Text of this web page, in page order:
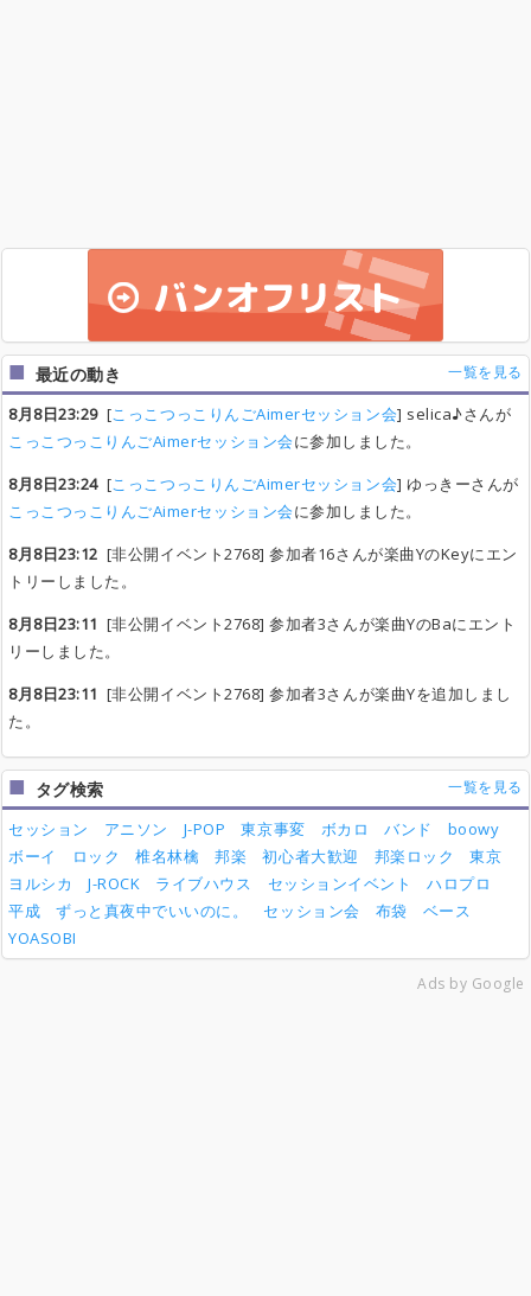
最近の動き 一覧を見る
8月8日23:29[こっこつっこりんごAimerセッション会] selica♪さんが
こっこつっこりんごAimerセッション会に参加しました。
8月8日23:24[こっこつっこりんごAimerセッション会] ゆっきーさんが
こっこつっこりんごAimerセッション会に参加しました。
8月8日23:12 [非公開イベント2768] 参加者16さんが楽曲YのKeyにエン
トリーしました。
8月8日23:11 [非公開イベント2768] 参加者3さんが楽曲YのBaにエント
リーしました。
8月8日23:11 [非公開イベント2768] 参加者3さんが楽曲Yを追加しまし
た。
タグ検索 一覧を見る
セッション アニソン J-POP 東京事変 ボカロ バンド
boowy
ボーイ
ロック 椎名林檎 邦楽 初心者大歓迎 邦楽ロック
東京
ヨルシカ
J-ROCK ライブハウス セッションイベント
ハロプロ
平成
ずっと真夜中でいいのに。 セッション会 布袋
ベース
YOASOBI
Ads by Google